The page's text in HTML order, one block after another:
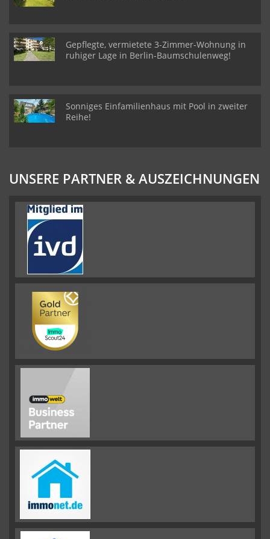
Gepflegte, vermietete 3-Zimmer-Wohnung in
ruhiger Lage in Berlin-Baumschulenweg!
Sonniges Einfamilienhaus mit Pool in zweiter
Reihe!
UNSERE PARTNER & AUSZEICHNUNGEN